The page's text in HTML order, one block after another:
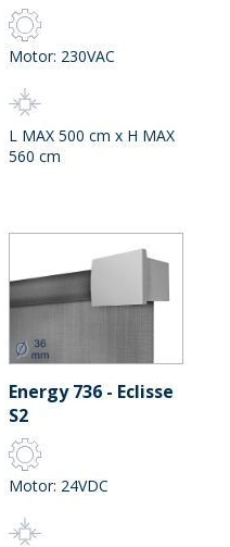
Motor: 230VAC
L MAX 500 cm x H MAX
560 cm
Energy 736 - Eclisse
S2
Motor: 24VDC